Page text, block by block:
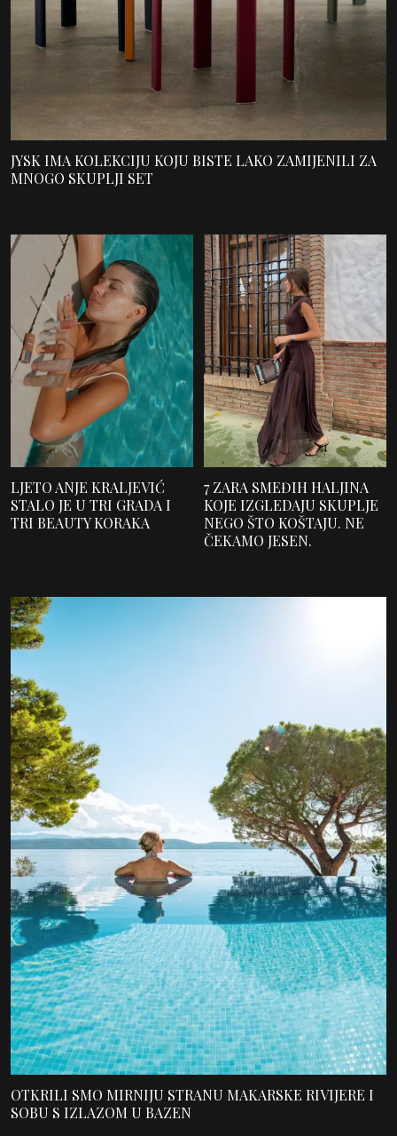
JYSK IMA KOLEKCIJU KOJU BISTE LAKO ZAMIJENILI ZA
MNOGO SKUPLJI SET
LJETO ANJE KRALJEVIĆ
STALO JE U TRI GRADA I
TRI BEAUTY KORAKA
7 ZARA SMEĐIH HALJINA
KOJE IZGLEDAJU SKUPLJE
NEGO ŠTO KOŠTAJU. NE
ČEKAMO JESEN.
OTKRILI SMO MIRNIJU STRANU MAKARSKE RIVIJERE I
SOBU S IZLAZOM U BAZEN